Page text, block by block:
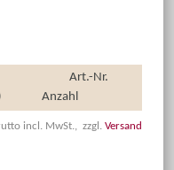
Art.-Nr.
Anzahl
incl. MwSt., zzgl. Versand